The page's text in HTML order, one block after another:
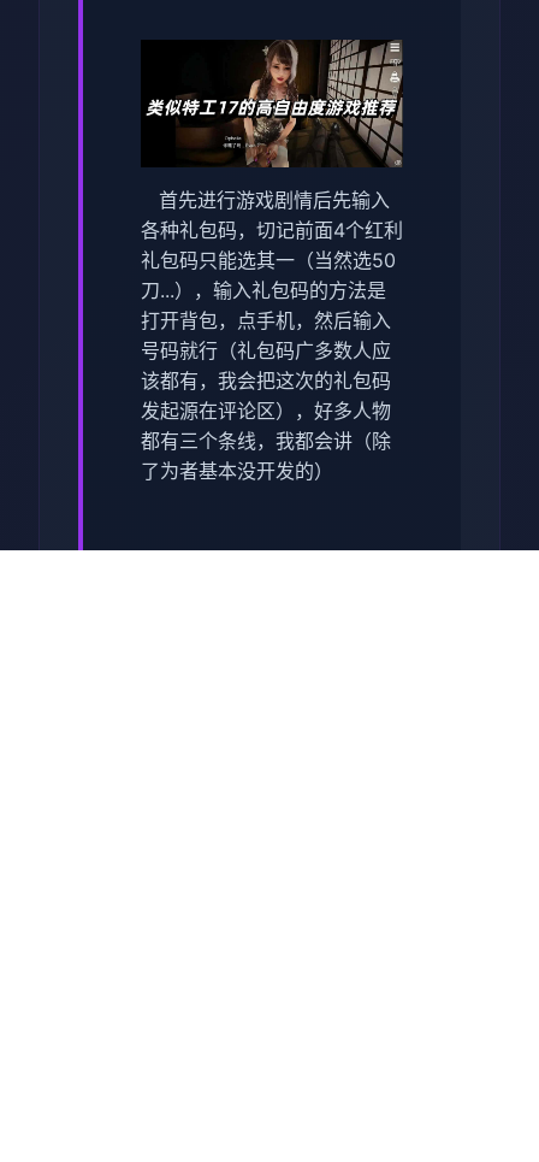
首先进行游戏剧情后先输入
各种礼包码，切记前面4个红利
礼包码只能选其一（当然选50
刀...），输入礼包码的方法是
打开背包，点手机，然后输入
号码就行（礼包码广多数人应
该都有，我会把这次的礼包码
发起源在评论区），好多人物
都有三个条线，我都会讲（除
了为者基本没开发的）